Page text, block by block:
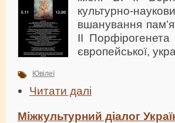
культурно-
вшанування
ІІ
європейської,
Ювілеї
Читати далі
Міжкультурний діалог